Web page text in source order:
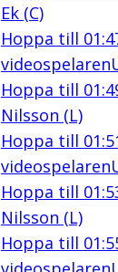
Ek (C)
Hoppa till
videospelaren
Hoppa till
Nilsson (L)
Hoppa till
videospelaren
Hoppa till
Nilsson (L)
Hoppa till